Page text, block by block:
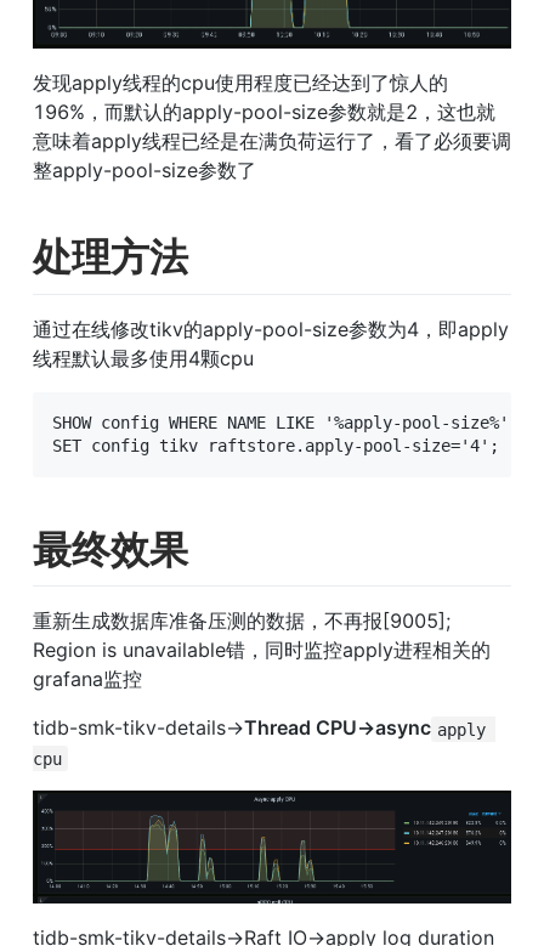
发现apply线程的cpu使用程度已经达到了惊人的
196%，而默认的apply-pool-size参数就是2，这也就
意味着apply线程已经是在满负荷运行了，看了必须要调
整apply-pool-size参数了
处理方法
通过在线修改tikv的apply-pool-size参数为4，即apply
线程默认最多使用4颗cpu
SHOW config WHERE NAME LIKE '%apply-pool-size%';
最终效果
重新生成数据库准备压测的数据，不再报[9005];
Region is unavailable错，同时监控apply进程相关的
grafana监控
tidb-smk-tikv-details→Thread CPU→async apply
cpu
tidb-smk-tikv-details→Raft IO→apply log duration